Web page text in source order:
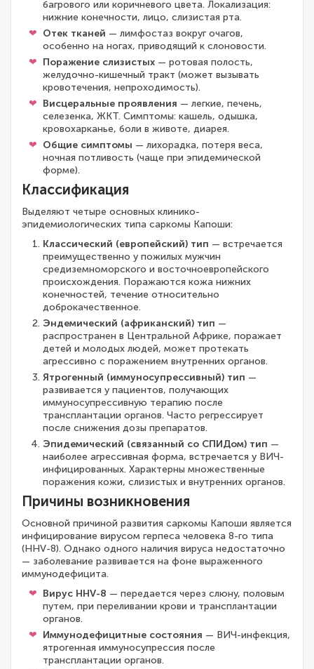
багрового или коричневого цвета. Локализация:
нижние конечности, лицо, слизистая рта.
Отек тканей — лимфостаз вокруг очагов,
особенно на ногах, приводящий к слоновости.
Поражение слизистых — ротовая полость,
желудочно-кишечный тракт (может вызывать
кровотечения, непроходимость).
Висцеральные проявления — легкие, печень,
селезенка, ЖКТ. Симптомы: кашель, одышка,
кровохарканье, боли в животе, диарея.
Общие симптомы — лихорадка, потеря веса,
ночная потливость (чаще при эпидемической
форме).
Классификация
Выделяют четыре основных клинико-
эпидемиологических типа саркомы Капоши:
Классический (европейский) тип — встречается
преимущественно у пожилых мужчин
средиземноморского и восточноевропейского
происхождения. Поражаются кожа нижних
конечностей, течение относительно
доброкачественное.
Эндемический (африканский) тип —
распространен в Центральной Африке, поражает
детей и молодых людей, может протекать
агрессивно с поражением внутренних органов.
Ятрогенный (иммуносупрессивный) тип —
развивается у пациентов, получающих
иммуносупрессивную терапию после
трансплантации органов. Часто регрессирует
после снижения дозы препаратов.
Эпидемический (связанный со СПИДом) тип —
наиболее агрессивная форма, встречается у ВИЧ-
инфицированных. Характерны множественные
поражения кожи, слизистых и внутренних органов.
Причины возникновения
Основной причиной развития саркомы Капоши является
инфицирование вирусом герпеса человека 8-го типа
(HHV-8). Однако одного наличия вируса недостаточно
— заболевание развивается на фоне выраженного
иммунодефицита.
Вирус HHV-8 — передается через слюну, половым
путем, при переливании крови и трансплантации
органов.
Иммунодефицитные состояния — ВИЧ-инфекция,
ятрогенная иммуносупрессия после
трансплантации органов.